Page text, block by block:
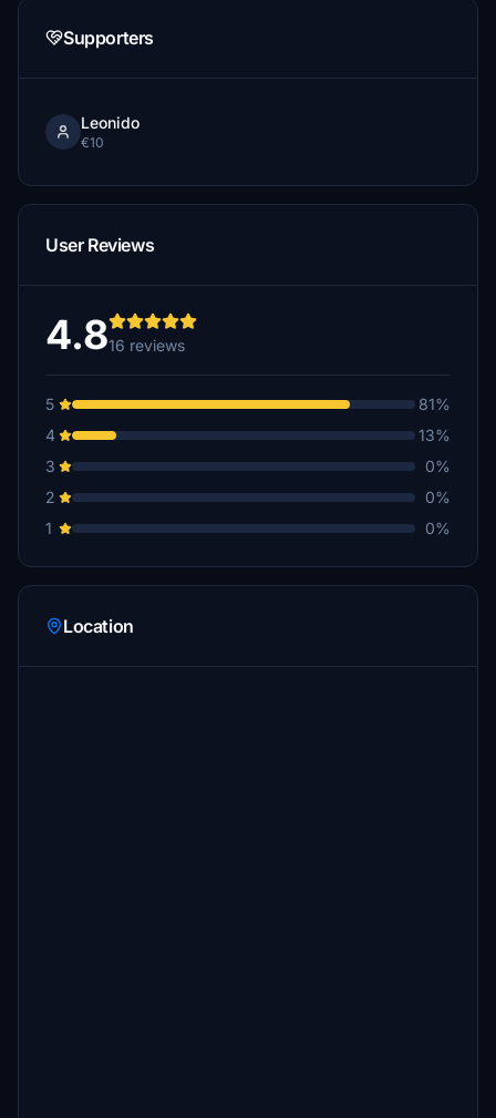
Supporters
Leonido
€10
User Reviews
4.816 reviews
5
81%
4
13%
3
0%
2
0%
1
0%
Location